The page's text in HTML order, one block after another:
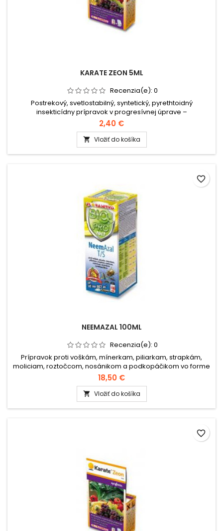
KARATE ZEON 5ML
Recenzia(e): 0
Postrekový, svetlostabilný, syntetický, pyrethtoidný
insekticídny prípravok v progresívnej úprave –
mikroenkapsulát (CS), určený na ochranu
poľnohospodárskych plodín proti cicavým a žravým
škodcom.Balenie: 5ml
2,40 €
 Vložiť do košíka
NEEMAZAL 100ML
Recenzia(e): 0
Prípravok proti voškám, mínerkam, piliarkam, strapkám,
moliciam, roztočcom, nosánikom a podkopáčikom vo forme
rastlinného extraktu zo semien tropického stromu Antelaea
azadirachta.Balenie: 100 ml.
18,50 €
 Vložiť do košíka
favorite_border
favorite_border